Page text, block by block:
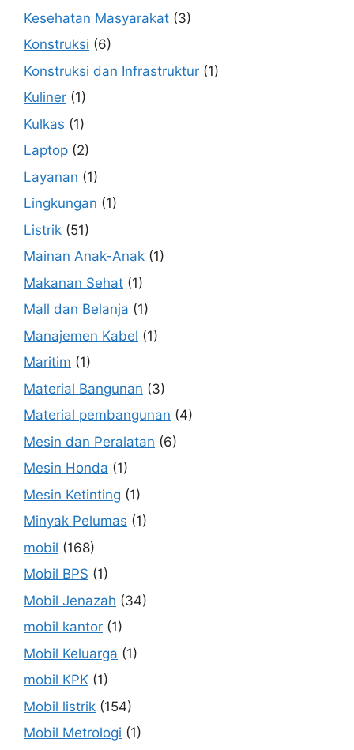
Kesehatan Masyarakat (3)
Konstruksi (6)
Konstruksi dan Infrastruktur (1)
Kuliner (1)
Kulkas (1)
Laptop (2)
Layanan (1)
Lingkungan (1)
Listrik (51)
Mainan Anak-Anak (1)
Makanan Sehat (1)
Mall dan Belanja (1)
Manajemen Kabel (1)
Maritim (1)
Material Bangunan (3)
Material pembangunan (4)
Mesin dan Peralatan (6)
Mesin Honda (1)
Mesin Ketinting (1)
Minyak Pelumas (1)
mobil (168)
Mobil BPS (1)
Mobil Jenazah (34)
mobil kantor (1)
Mobil Keluarga (1)
mobil KPK (1)
Mobil listrik (154)
Mobil Metrologi (1)